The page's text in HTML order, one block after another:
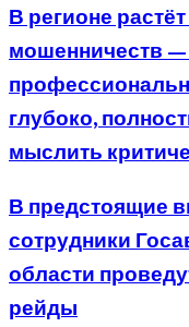
В регионе
мошенничеств —
глубоко,
мыслить
В предстоящие
сотрудники
области
рейды